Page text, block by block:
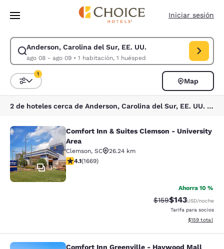
Pasar A Contenido Principal
Iniciar sesión
Anderson, Carolina del Sur, EE. UU.
ago 08 - ago 09• 1 habitación, 1 huésped
Modificar la búsqueda de Anderson, Carolina del Sur, EE. UU.. Fecha
Ordenar y filtrar
1
Map
2 de hoteles cerca de Anderson, Carolina del Sur, EE. UU. coinciden con tus filtros
Comfort Inn & Suites Clemson -
35
Comfort Inn & Suites Clemson - University
Area
Clemson, SC
26.24 km
calificación de 4.12 estrellas. Muy bueno. 1669 reseñas
4.1(1669)
Ahorra 10 %
Precio tachado:
$159Precio con
$143USD/noche
Tarifa para socios
Ver detalles
$159 total
Comfort Inn Greenville - Haywood Mall